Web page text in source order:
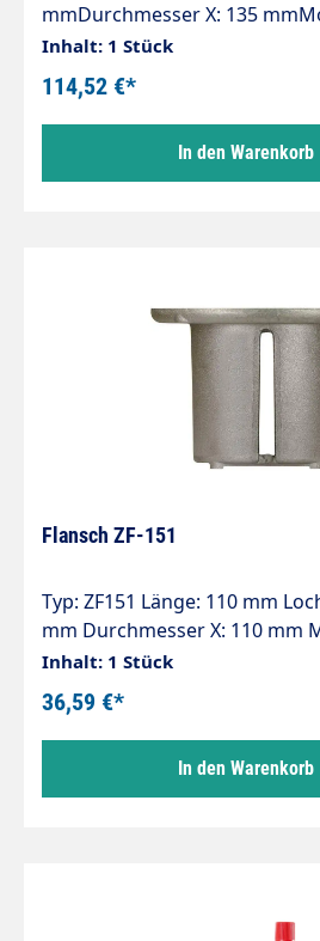
mmDurchmesser X: 135
B14 (132)Pumpenserie: 47 -
66HT - 66SS - E3
Inhalt: 1 Stück
114,52 €*
In den Warenkorb
Flansch ZF-151
Typ: ZF151 Länge: 110 mm
mm Durchmesser X: 110 mm
- B14 (100-112) Pumpenserie:
- 66HT - 66SS - E3
Inhalt: 1 Stück
36,59 €*
In den Warenkorb